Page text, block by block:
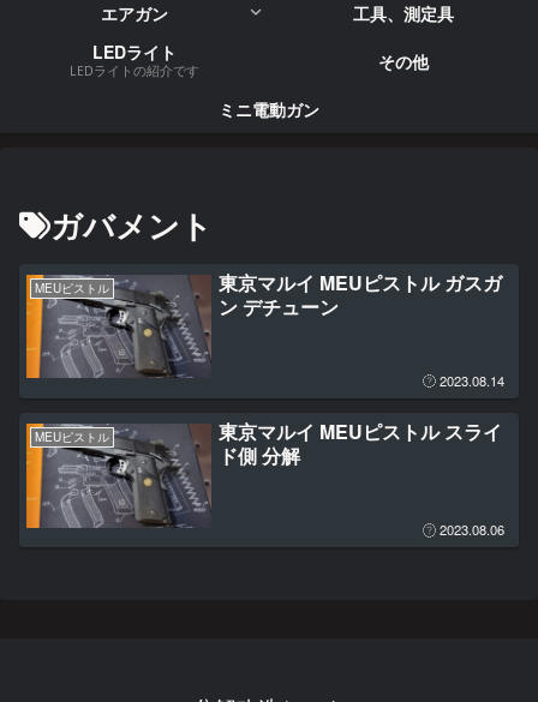
エアガン
工具、測定具
LEDライト
LEDライトの紹介です
その他
ミニ電動ガン
ガバメント
MEUピストル
東京マルイ MEUピストル ガスガ
ン デチューン
2023.08.14
MEUピストル
東京マルイ MEUピストル スライ
ド側 分解
2023.08.06